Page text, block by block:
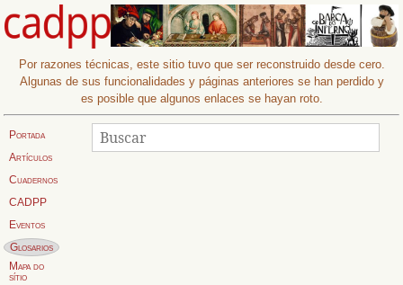
Por razones técnicas, este sitio tuvo que ser reconstruido desde cero.
Algunas de sus funcionalidades y páginas anteriores se han perdido y
es posible que algunos enlaces se hayan roto.
Portada
Artículos
Cuadernos
CADPP
Eventos
Página actual:
Glosarios
Mapa do
sítio
Buscar
Buscar